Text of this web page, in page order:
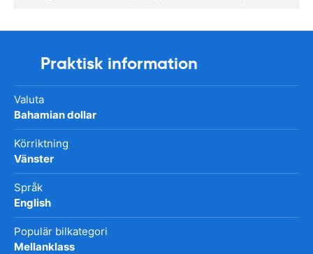
Praktisk information
Valuta
Bahamian dollar
Körriktning
Vänster
Språk
English
Populär bilkategori
Mellanklass